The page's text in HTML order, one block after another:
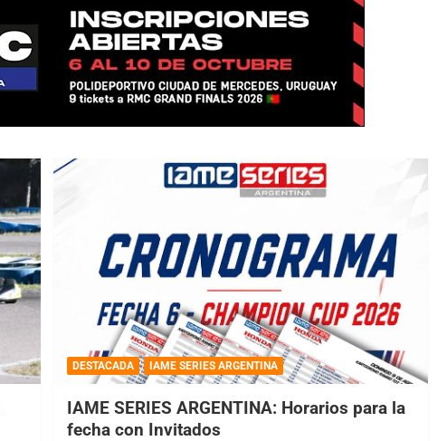
DESTACADA IAME SERIES ARGENTINA
IAME SERIES ARGENTINA: Horarios para la
fecha con Invitados